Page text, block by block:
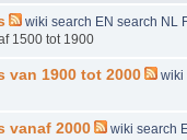
wiki search EN search NL
1500 tot 1900
van 1900 tot 2000 wiki
vanaf 2000 wiki search